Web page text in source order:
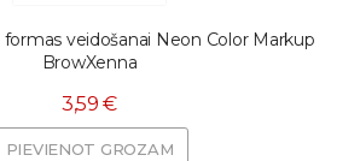
veidošanai Neon Color Markup
BrowXenna
3,59 €
PIEVIENOT GROZAM